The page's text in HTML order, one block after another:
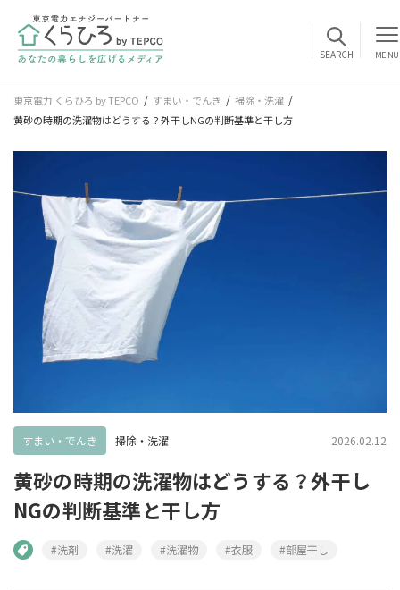
MENU
東京電力 くらひろ by TEPCO すまい・でんき
掃除・洗濯
黄砂の時期の洗濯物はどうする？外干しNGの判断基準と干し方
2026.02.12
すまい・でんき 掃除・洗濯
黄砂の時期の洗濯物はどうする？外干し
NGの判断基準と干し方
#洗剤 #洗濯 #洗濯物 #衣服 #部屋干し